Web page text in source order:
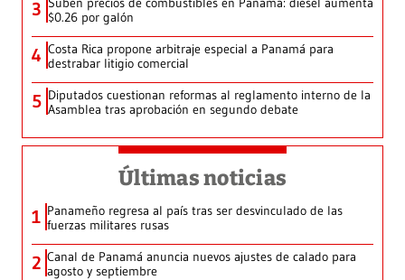
3 $0.26 por galón
4 Costa Rica propone arbitraje especial a Panamá para
destrabar litigio comercial
5 Diputados cuestionan reformas al reglamento interno de la
Asamblea tras aprobación en segundo debate
Últimas noticias
1 Panameño regresa al país tras ser desvinculado de las
fuerzas militares rusas
2 Canal de Panamá anuncia nuevos ajustes de calado para
agosto y septiembre